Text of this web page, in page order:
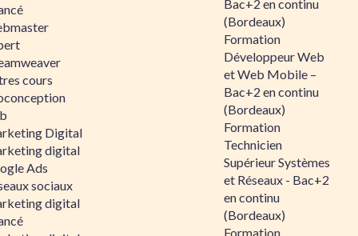
cours
Digital
digital
Ads
sociaux
digital
Bac+2 en continu
(Bordeaux)
Formation
Développeur Web
et Web Mobile –
Bac+2 en continu
(Bordeaux)
Formation
Technicien
Supérieur Systèmes
et Réseaux - Bac+2
en continu
(Bordeaux)
Formation